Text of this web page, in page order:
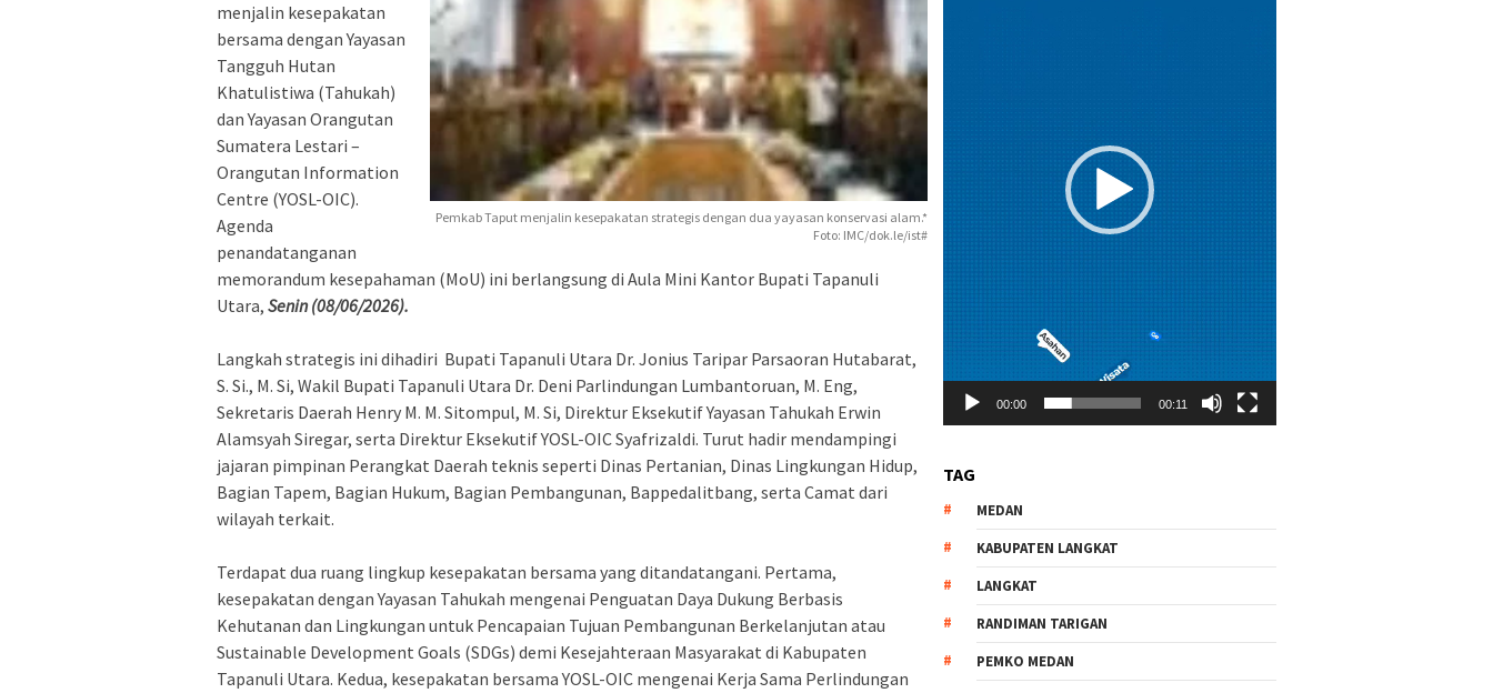
Pemkab Taput menjalin kesepakatan strategis dengan dua yayasan konservasi alam.*
Foto: IMC/dok.le/ist#
menjalin kesepakatan
bersama dengan Yayasan
Tangguh Hutan
Khatulistiwa (Tahukah)
dan Yayasan Orangutan
Sumatera Lestari –
Orangutan Information
Centre (YOSL-OIC).
Agenda
penandatanganan
memorandum kesepahaman (MoU) ini berlangsung di Aula Mini Kantor Bupati Tapanuli
Utara, Senin (08/06/2026).
‎Langkah strategis ini dihadiri Bupati Tapanuli Utara Dr. Jonius Taripar Parsaoran Hutabarat,
S. Si., M. Si, Wakil Bupati Tapanuli Utara Dr. Deni Parlindungan Lumbantoruan, M. Eng,
Sekretaris Daerah Henry M. M. Sitompul, M. Si, Direktur Eksekutif Yayasan Tahukah Erwin
Alamsyah Siregar, serta Direktur Eksekutif YOSL-OIC Syafrizaldi. Turut hadir mendampingi
jajaran pimpinan Perangkat Daerah teknis seperti Dinas Pertanian, Dinas Lingkungan Hidup,
Bagian Tapem, Bagian Hukum, Bagian Pembangunan, Bappedalitbang, serta Camat dari
wilayah terkait.
‎Terdapat dua ruang lingkup kesepakatan bersama yang ditandatangani. Pertama,
kesepakatan dengan Yayasan Tahukah mengenai Penguatan Daya Dukung Berbasis
Kehutanan dan Lingkungan untuk Pencapaian Tujuan Pembangunan Berkelanjutan atau
Sustainable Development Goals (SDGs) demi Kesejahteraan Masyarakat di Kabupaten
Tapanuli Utara. Kedua, kesepakatan bersama YOSL-OIC mengenai Kerja Sama Perlindungan
00:00 00:11
TAG
MEDAN
KABUPATEN LANGKAT
LANGKAT
RANDIMAN TARIGAN
PEMKO MEDAN